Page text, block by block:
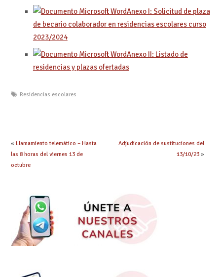
Anexo I: Solicitud de plaza
de becario colaborador en residencias escolares curso
2023/2024
Anexo II: Listado de
residencias y plazas ofertadas
Residencias escolares
« Llamamiento telemático – Hasta
las 8 horas del viernes 13 de
octubre
Adjudicación de sustituciones del
13/10/23»